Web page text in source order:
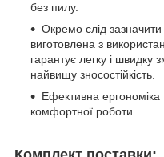
без пилу.
Окремо слід
виготовлена з
гарантує легку і швидку
найвищу зносостійкість.
Ефективна ергономіка
комфортної роботи.